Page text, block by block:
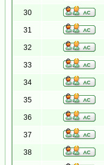
30
31
32
33
34
35
36
37
38